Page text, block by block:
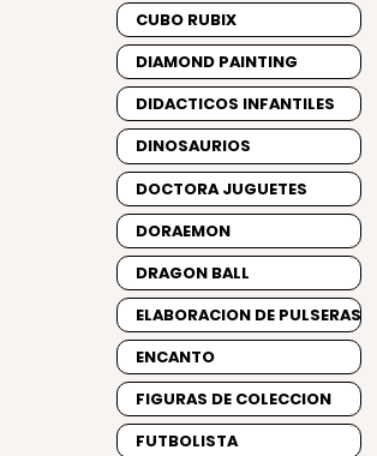
CUBO RUBIX
DIAMOND PAINTING
DIDACTICOS INFANTILES
DINOSAURIOS
DOCTORA JUGUETES
DORAEMON
DRAGON BALL
ELABORACION DE PULSERAS
ENCANTO
FIGURAS DE COLECCION
FUTBOLISTA